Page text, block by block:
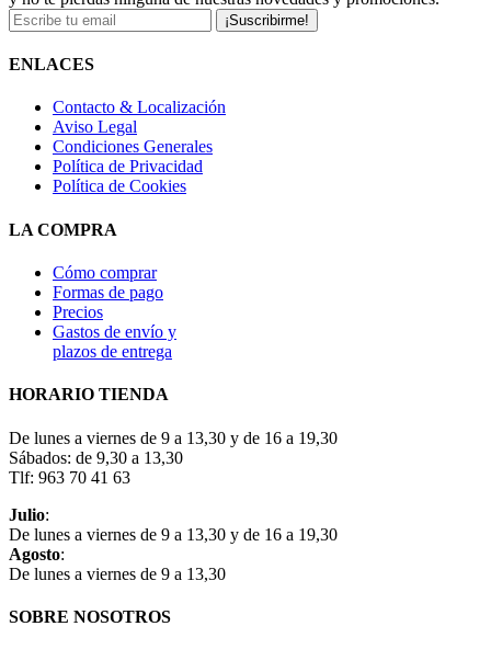
¡Suscribirme!
ENLACES
Contacto & Localización
Aviso Legal
Condiciones Generales
Política de Privacidad
Política de Cookies
LA COMPRA
Cómo comprar
Formas de pago
Precios
Gastos de envío y
plazos de entrega
HORARIO TIENDA
De lunes a viernes de 9 a 13,30 y de 16 a 19,30
Sábados: de 9,30 a 13,30
Tlf: 963 70 41 63
Julio:
De lunes a viernes de 9 a 13,30 y de 16 a 19,30
Agosto:
De lunes a viernes de 9 a 13,30
SOBRE NOSOTROS